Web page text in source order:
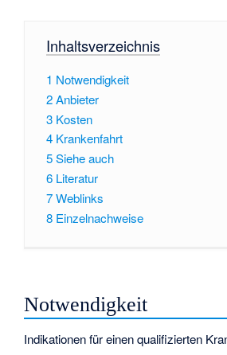
Inhaltsverzeichnis
1 Notwendigkeit
2Anbieter
3 Kosten
4 Krankenfahrt
5Siehe auch
6 Literatur
7Weblinks
8 Einzelnachweise
Notwendigkeit
Indikationen für einen qualifizierten